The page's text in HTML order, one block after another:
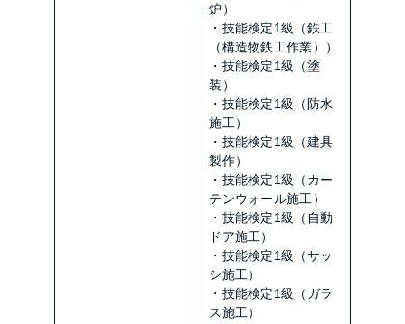
炉）
・技能検定1級（鉄工
（構造物鉄工作業））
・技能検定1級（塗
装）
・技能検定1級（防水
施工）
・技能検定1級（建具
製作）
・技能検定1級（カー
テンウォール施工）
・技能検定1級（自動
ドア施工）
・技能検定1級（サッ
シ施工）
・技能検定1級（ガラ
ス施工）